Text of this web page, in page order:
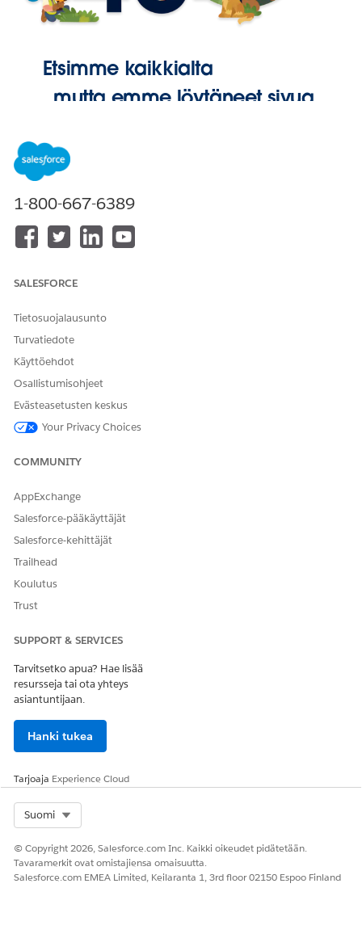
Etsimme kaikkialta
, mutta emme löytäneet sivua.
1-800-667-6389
SALESFORCE
Tietosuojalausunto
Turvatiedote
Käyttöehdot
Osallistumisohjeet
Evästeasetusten keskus
Your Privacy Choices
COMMUNITY
AppExchange
Salesforce-pääkäyttäjät
Salesforce-kehittäjät
Trailhead
Koulutus
Trust
SUPPORT & SERVICES
Tarvitsetko apua? Hae lisää
resursseja tai ota yhteys
asiantuntijaan.
Hanki tukea
Tarjoaja Experience Cloud
Suomi
© Copyright 2026, Salesforce.com Inc. Kaikki oikeudet pidätetään.
Tavaramerkit ovat omistajiensa omaisuutta.
Salesforce.com EMEA Limited, Keilaranta 1, 3rd floor 02150 Espoo Finland